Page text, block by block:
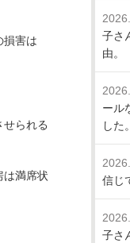
損害は
られる
は満席状
子さ
由。
ール
した。
信じ
子さ